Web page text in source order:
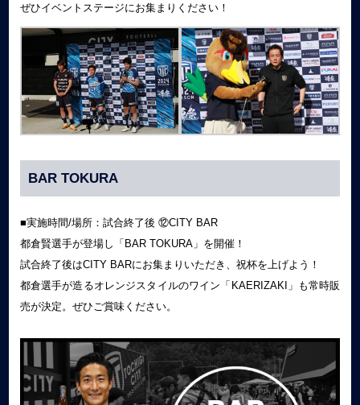
ぜひイベントステージにお集まりください！
BAR TOKURA
■実施時間/場所：試合終了後 ⑫CITY BAR
都倉賢選手が登場し「BAR TOKURA」を開催！
試合終了後はCITY BARにお集まりいただき、祝杯を上げよう！
都倉選手が造るオレンジスタイルのワイン「KAERIZAKI」も常時販
売が決定。ぜひご賞味ください。